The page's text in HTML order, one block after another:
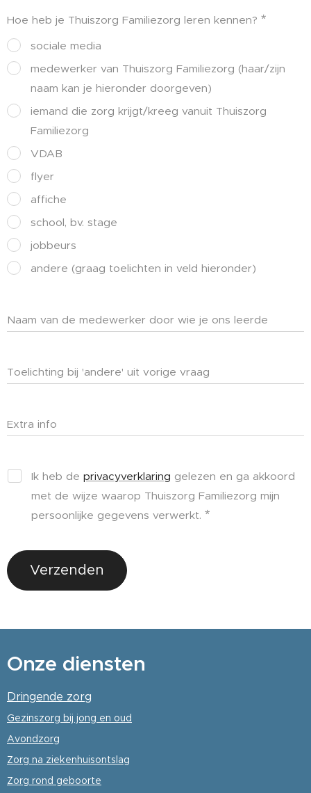
Hoe heb je Thuiszorg Familiezorg leren kennen?
sociale media
medewerker van Thuiszorg Familiezorg (haar/zijn
naam kan je hieronder doorgeven)
iemand die zorg krijgt/kreeg vanuit Thuiszorg
Familiezorg
VDAB
flyer
affiche
school, bv. stage
jobbeurs
andere (graag toelichten in veld hieronder)
Naam van de medewerker door wie je ons leerde
kennen
Toelichting bij 'andere' uit vorige vraag
Extra info
Ik heb de privacyverklaring gelezen en ga akkoord
met de wijze waarop Thuiszorg Familiezorg mijn
persoonlijke gegevens verwerkt.
Verzenden
Onze diensten
Dringende zorg
Gezinszorg bij jong en oud
Avondzorg
Zorg na ziekenhuisontslag
Zorg rond geboorte